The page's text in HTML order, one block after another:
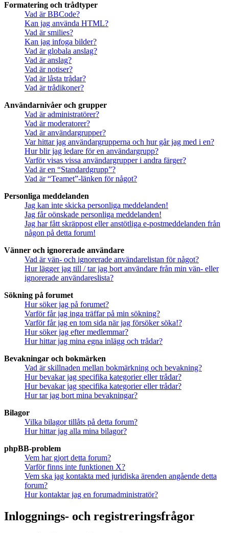
Formatering och trådtyper
Vad är BBCode?
Kan jag använda HTML?
Vad är smilies?
Kan jag infoga bilder?
Vad är globala anslag?
Vad är anslag?
Vad är notiser?
Vad är låsta trådar?
Vad är trådikoner?
Användarnivåer och grupper
Vad är administratörer?
Vad är moderatorer?
Vad är användargrupper?
Var hittar jag användargrupperna och hur går jag med i en?
Hur blir jag ledare för en användargrupp?
Varför visas vissa användargrupper i andra färger?
Vad är en “Standardgrupp”?
Vad är “Teamet”-länken för något?
Personliga meddelanden
Jag kan inte skicka personliga meddelanden!
Jag får oönskade personliga meddelanden!
Jag har fått skräppost eller anstötliga e-postmeddelanden från
någon på detta forum!
Vänner och ignorerade användare
Vad är vän- och ignorerade användarelistan för något?
Hur lägger jag till / tar jag bort användare från min vän- eller
ignorerade användareslista?
Sökning på forumet
Hur söker jag på forumet?
Varför får jag inga träffar på min sökning?
Varför får jag en tom sida när jag försöker söka!?
Hur söker jag efter medlemmar?
Hur hittar jag mina egna inlägg och trådar?
Bevakningar och bokmärken
Vad är skillnaden mellan bokmärkning och bevakning?
Hur bevakar jag specifika kategorier eller trådar?
Hur bevakar jag specifika kategorier eller trådar?
Hur tar jag bort mina bevakningar?
Bilagor
Vilka bilagor tillåts på detta forum?
Hur hittar jag alla mina bilagor?
phpBB-problem
Vem har gjort detta forum?
Varför finns inte funktionen X?
Vem ska jag kontakta med juridiska ärenden angående detta
forum?
Hur kontaktar jag en forumadministratör?
Inloggnings- och registreringsfrågor